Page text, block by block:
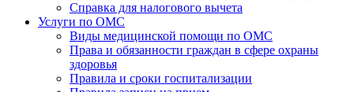
Справка для налогового вычета
Услуги по ОМС
Виды медицинской помощи по ОМС
Права и обязанности граждан в сфере охраны
здоровья
Правила и сроки госпитализации